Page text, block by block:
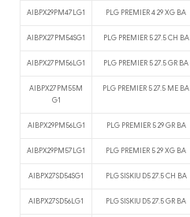
AIBPX29PM47LG1 PLG PREMIER 4 29 XG BA
AIBPX27PM54SG1 PLG PREMIER 5 27.5 CH BA
AIBPX27PM56LG1 PLG PREMIER 5 27.5 GR BA
AIBPX27PM55M
G1
PLG PREMIER 5 27.5 ME BA
AIBPX29PM56LG1 PLG PREMIER 5 29 GR BA
AIBPX29PM57LG1 PLG PREMIER 5 29 XG BA
AIBPX27SD54SG1 PLG SISKIU D5 27.5 CH BA
AIBPX27SD56LG1 PLG SISKIU D5 27.5 GR BA